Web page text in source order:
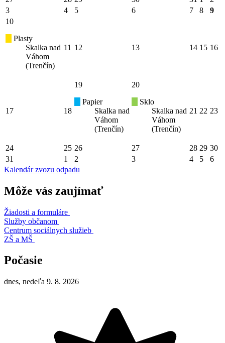
3
4 5 6 7 8
9
10
Plasty
Skalka nad
Váhom
(Trenčín)
11 12 13 14 15 16
17 18
19
Papier
Skalka nad
Váhom
(Trenčín)
20
Sklo
Skalka nad
Váhom
(Trenčín)
21 22 23
24 25 26 27 28 29 30
31
1 2 3 4 5
6
Kalendár zvozu odpadu
Môže vás zaujímať
Žiadosti a formuláre
Služby občanom
Centrum sociálnych služieb
ZŠ a MŠ
Počasie
dnes, nedeľa 9. 8. 2026